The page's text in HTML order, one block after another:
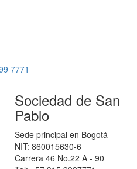
7771
Sociedad de San
Pablo
Sede principal en Bogotá
NIT: 860015630-6
Carrera 46 No.22 A - 90